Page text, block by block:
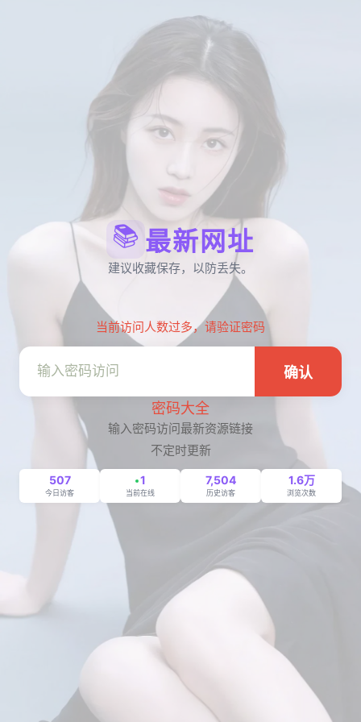
📚 最新网址
建议收藏保存，以防丢失。
当前访问人数过多，请验证密码
确认
密码大全
输入密码访问最新资源链接
不定时更新
507
今日访客
1
当前在线
7,504
历史访客
1.6万
浏览次数